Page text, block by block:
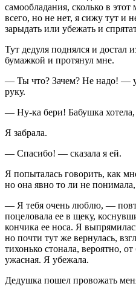
самообладания, сколько в
всего, но не нет, я сижу тут и
зарыдать или убежать и
Тут дедуля поднялся и достал
бумажкой и протянул мне.
— Ты что? Зачем? Не надо! —
руку.
— Ну-ка бери! Бабушка
Я забрала.
— Спасибо! — сказала я ей.
Я попыталась говорить, как
но она явно то ли не
— Я тебя очень люблю, —
поцеловала ее в щеку,
кончика ее носа. Я
но почти тут же вернулась,
тихонько стонала, вероятно,
ужасная. Я убежала.
Дедушка пошел провожать